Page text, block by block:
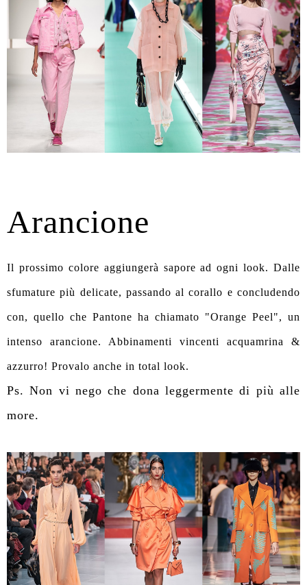
Arancione
Il prossimo colore aggiungerà sapore ad ogni look. Dalle
sfumature più delicate, passando al corallo e concludendo
con, quello che Pantone ha chiamato "Orange Peel", un
intenso arancione. Abbinamenti vincenti acquamrina &
azzurro! Provalo anche in total look.
Ps. Non vi nego che dona leggermente di più alle
more.